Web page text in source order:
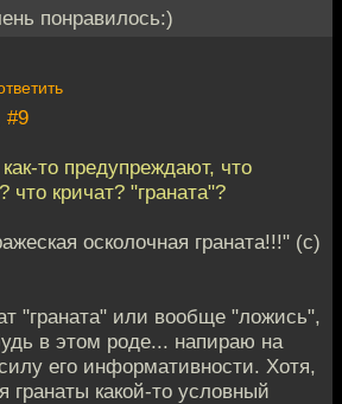
понравилось:)
#9
то предупреждают, что
что кричат? "граната"?
осколочная граната!!!" (с)
"граната" или вообще "ложись",
в этом роде... напираю на
его информативности. Хотя,
гранаты какой-то условный